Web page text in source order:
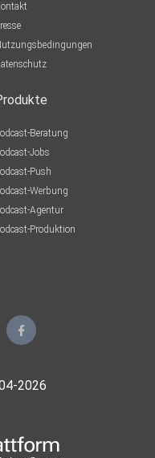
Beratung
Jobs
Push
Werbung
Agentur
Produktion
2026